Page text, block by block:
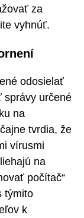
za
vyhnúť.
odosielať
správy určené
na
tvrdia, že
vírusmi
na
počítač“
týmito
k